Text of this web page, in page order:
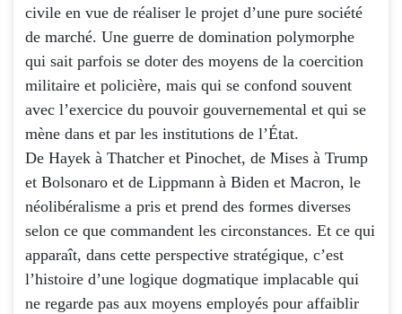
civile en vue de réaliser le projet d’une pure société
de marché. Une guerre de domination polymorphe
qui sait parfois se doter des moyens de la coercition
militaire et policière, mais qui se confond souvent
avec l’exercice du pouvoir gouvernemental et qui se
mène dans et par les institutions de l’État.
De Hayek à Thatcher et Pinochet, de Mises à Trump
et Bolsonaro et de Lippmann à Biden et Macron, le
néolibéralisme a pris et prend des formes diverses
selon ce que commandent les circonstances. Et ce qui
apparaît, dans cette perspective stratégique, c’est
l’histoire d’une logique dogmatique implacable qui
ne regarde pas aux moyens employés pour affaiblir